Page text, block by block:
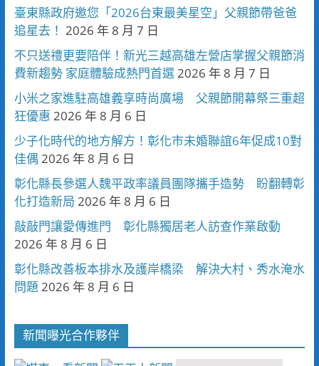
臺東縣政府邀您「2026台東最美星空」父親節帶爸爸
追星去！ 2026 年 8 月 7 日
不只送禮更要陪伴！新光三越高雄左營店掌握父親節消
費新趨勢 家庭體驗成熱門首選2026 年 8 月 7 日
小米之家進駐高雄義享時尚廣場 父親節開幕祭三重超
狂優惠 2026 年 8 月 6 日
少子化時代的地方解方！彰化市未婚聯誼6年促成10對
佳偶 2026 年 8 月 6 日
彰化縣長參選人魏平政率議員團隊攜手造勢 盼翻轉彰
化打造新局 2026 年 8 月 6 日
敲敲門讓愛傳進門 彰化縣獨居老人訪查作業啟動
2026 年 8 月 6 日
彰化縣改善板本排水及護岸橋梁 解決大村、秀水淹水
問題 2026 年 8 月 6 日
新聞曝光合作夥伴